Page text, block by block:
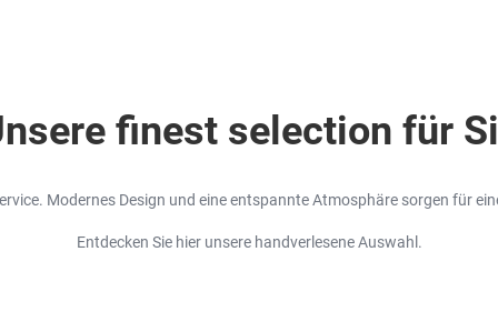
finest selection für
Modernes Design und eine entspannte Atmosphäre sorgen für
Entdecken Sie hier unsere handverlesene Auswahl.